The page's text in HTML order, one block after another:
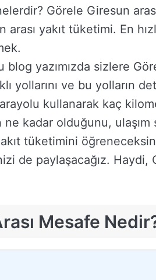
Görele Giresun
yakıt tüketimi. En
yazımızda sizlere
yollarını ve bu yolların
kullanarak kaç
kadar olduğunu,
tüketimini
de paylaşacağız. Haydi,
Mesafe